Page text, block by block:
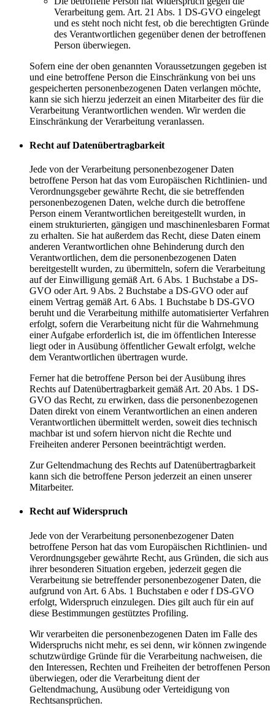
Verarbeitung gem. Art. 21 Abs. 1 DS-GVO eingelegt
und es steht noch nicht fest, ob die berechtigten Gründe
des Verantwortlichen gegenüber denen der betroffenen
Person überwiegen.
Sofern eine der oben genannten Voraussetzungen gegeben ist
und eine betroffene Person die Einschränkung von bei uns
gespeicherten personenbezogenen Daten verlangen möchte,
kann sie sich hierzu jederzeit an einen Mitarbeiter des für die
Verarbeitung Verantwortlichen wenden. Wir werden die
Einschränkung der Verarbeitung veranlassen.
Recht auf Datenübertragbarkeit
Jede von der Verarbeitung personenbezogener Daten
betroffene Person hat das vom Europäischen Richtlinien- und
Verordnungsgeber gewährte Recht, die sie betreffenden
personenbezogenen Daten, welche durch die betroffene
Person einem Verantwortlichen bereitgestellt wurden, in
einem strukturierten, gängigen und maschinenlesbaren Format
zu erhalten. Sie hat außerdem das Recht, diese Daten einem
anderen Verantwortlichen ohne Behinderung durch den
Verantwortlichen, dem die personenbezogenen Daten
bereitgestellt wurden, zu übermitteln, sofern die Verarbeitung
auf der Einwilligung gemäß Art. 6 Abs. 1 Buchstabe a DS-
GVO oder Art. 9 Abs. 2 Buchstabe a DS-GVO oder auf
einem Vertrag gemäß Art. 6 Abs. 1 Buchstabe b DS-GVO
beruht und die Verarbeitung mithilfe automatisierter Verfahren
erfolgt, sofern die Verarbeitung nicht für die Wahrnehmung
einer Aufgabe erforderlich ist, die im öffentlichen Interesse
liegt oder in Ausübung öffentlicher Gewalt erfolgt, welche
dem Verantwortlichen übertragen wurde.
Ferner hat die betroffene Person bei der Ausübung ihres
Rechts auf Datenübertragbarkeit gemäß Art. 20 Abs. 1 DS-
GVO das Recht, zu erwirken, dass die personenbezogenen
Daten direkt von einem Verantwortlichen an einen anderen
Verantwortlichen übermittelt werden, soweit dies technisch
machbar ist und sofern hiervon nicht die Rechte und
Freiheiten anderer Personen beeinträchtigt werden.
Zur Geltendmachung des Rechts auf Datenübertragbarkeit
kann sich die betroffene Person jederzeit an einen unserer
Mitarbeiter.
Recht auf Widerspruch
Jede von der Verarbeitung personenbezogener Daten
betroffene Person hat das vom Europäischen Richtlinien- und
Verordnungsgeber gewährte Recht, aus Gründen, die sich aus
ihrer besonderen Situation ergeben, jederzeit gegen die
Verarbeitung sie betreffender personenbezogener Daten, die
aufgrund von Art. 6 Abs. 1 Buchstaben e oder f DS-GVO
erfolgt, Widerspruch einzulegen. Dies gilt auch für ein auf
diese Bestimmungen gestütztes Profiling.
Wir verarbeiten die personenbezogenen Daten im Falle des
Widerspruchs nicht mehr, es sei denn, wir können zwingende
schutzwürdige Gründe für die Verarbeitung nachweisen, die
den Interessen, Rechten und Freiheiten der betroffenen Person
überwiegen, oder die Verarbeitung dient der
Geltendmachung, Ausübung oder Verteidigung von
Rechtsansprüchen.